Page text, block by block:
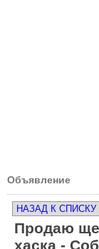
Объявление
НАЗАД К СПИСКУ
Продаю
хаска -